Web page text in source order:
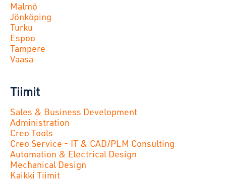
Malmö
Jönköping
Turku
Espoo
Tampere
Vaasa
Tiimit
Sales & Business Development
Administration
Creo Tools
Creo Service - IT & CAD/PLM Consulting
Automation & Electrical Design
Mechanical Design
Kaikki Tiimit